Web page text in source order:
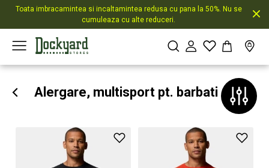
Toata imbracamintea si incaltamintea redusa cu pana la 50%. Nu se
cumuleaza cu alte reduceri.
Alergare, multisport pt. barbati